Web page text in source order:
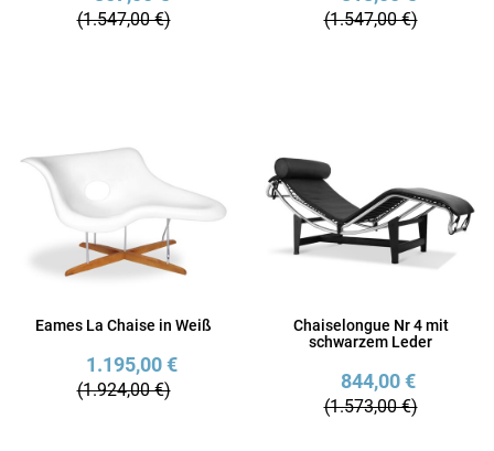
(1.547,00 €) (1.547,00 €)
Eames La Chaise in Weiß
1.195,00 €
(1.924,00 €)
Chaiselongue Nr 4 mit
schwarzem Leder
844,00 €
(1.573,00 €)